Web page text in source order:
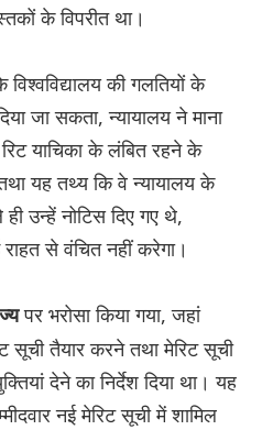
के विपरीत था।
की गलतियों के
जा सकता, न्यायालय ने माना
रिट याचिका के लंबित रहने के
तथा यह तथ्य कि वे न्यायालय के
उन्हें नोटिस दिए गए थे,
राहत से वंचित नहीं करेगा।
पर भरोसा किया गया, जहां
सूची तैयार करने तथा मेरिट सूची
देने का निर्देश दिया था। यह
नई मेरिट सूची में शामिल